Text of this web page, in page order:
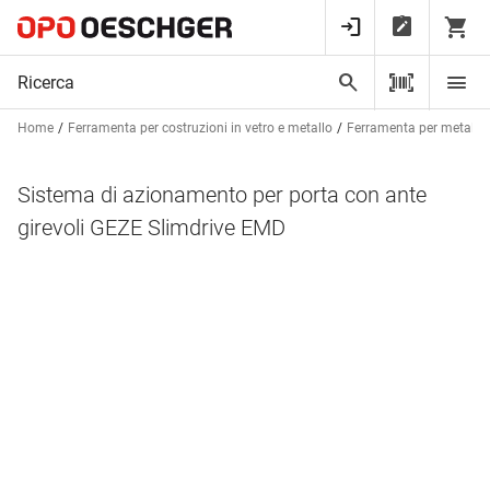
Home Ferramenta per costruzioni in vetro e metallo Ferramenta per
Sistema di azionamento per porta con ante
girevoli GEZE Slimdrive EMD